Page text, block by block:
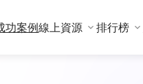
功案例線上資源 排行榜